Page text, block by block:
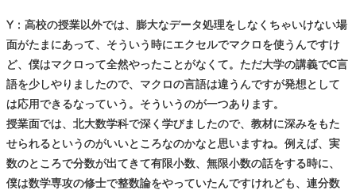
Y：高校の授業以外では、膨大なデータ処理をしなくちゃいけない場
面がたまにあって、そういう時にエクセルでマクロを使うんですけ
ど、僕はマクロって全然やったことがなくて。ただ大学の講義でC言
語を少しやりましたので、マクロの言語は違うんですが発想として
は応用できるなっていう。そういうのが一つあります。
授業面では、北大数学科で深く学びましたので、教材に深みをもた
せられるというのがいいところなのかなと思いますね。例えば、実
数のところで分数が出てきて有限小数、無限小数の話をする時に、
僕は数学専攻の修士で整数論をやっていたんですけれども、連分数